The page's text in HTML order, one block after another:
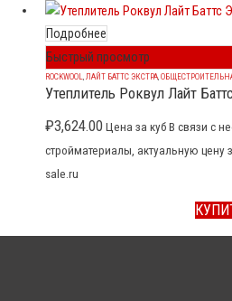
Подробнее
Быстрый просмотр
ROCKWOOL ЛАЙТ БАТТС ЭКСТРА
Утеплитель Роквул Лайт
₽3,624.00 Цена за куб В связи с
стройматериалы, актуальную цену
sale.ru